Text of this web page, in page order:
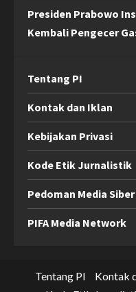
Presiden Prabowo
Kembali Pengecer
Tentang PI
Kontak dan Iklan
Kebijakan Privasi
Kode Etik Jurnalistik
Pedoman Media Siber
PIFA Media Network
Tentang PI Kontak